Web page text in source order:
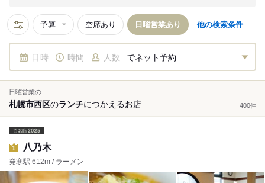
予算 空席あり 日曜営業あり 他の検索条件
日時 時間 人数 でネット予約
日曜営業の
札幌市西区のランチにつかえるお店 400件
1 八乃木
発寒駅 612m / ラーメン